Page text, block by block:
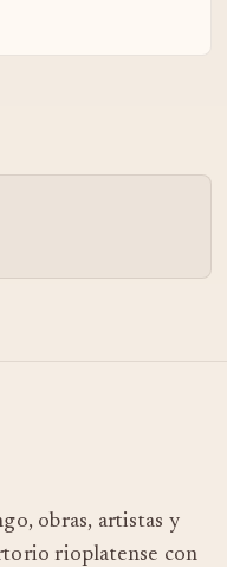
obras, artistas y
rioplatense con